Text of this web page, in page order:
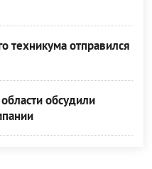
техникума отправился
обсудили